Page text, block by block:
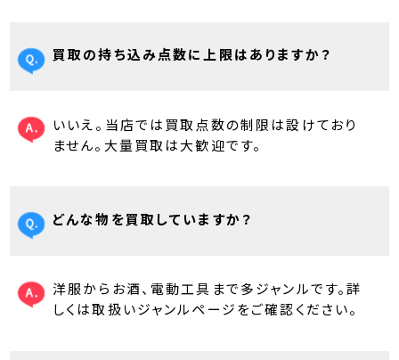
買取の持ち込み点数に上限はありますか？
いいえ。当店では買取点数の制限は設けており
ません。大量買取は大歓迎です。
どんな物を買取していますか？
洋服からお酒、電動工具まで多ジャンルです。詳
しくは取扱いジャンルページをご確認ください。